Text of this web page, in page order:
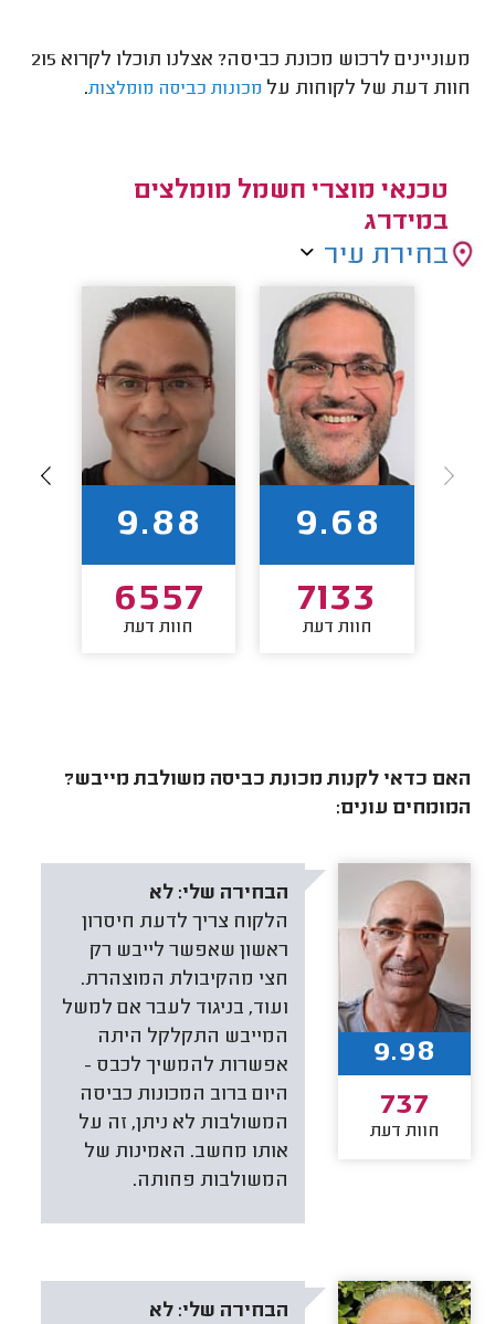
מעוניינים לרכוש מכונת כביסה? אצלנו תוכלו לקרוא 215
חוות דעת של לקוחות על מכונות כביסה מומלצות.
טכנאי מוצרי חשמל מומלצים
במידרג
בחירת עיר
9.68
7133
חוות דעת
9.88
6557
חוות דעת
האם כדאי לקנות מכונת כביסה משולבת מייבש?
המומחים עונים:
הבחירה שלי: לא
הלקוח צריך לדעת חיסרון
ראשון שאפשר לייבש רק
חצי מהקיבולת המוצהרת.
ועוד, בניגוד לעבר אם למשל
המייבש התקלקל היתה
אפשרות להמשיך לכבס -
היום ברוב המכונות כביסה
המשולבות לא ניתן, זה על
אותו מחשב. האמינות של
המשולבות פחותה.
9.98
737
חוות דעת
הבחירה שלי: לא